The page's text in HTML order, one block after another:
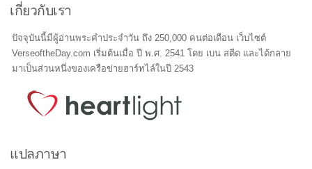
เกี่ยวกับเรา
ปัจจุบันนี้มีผู้อ่านพระคำประจำวัน ถึง 250,000 คนต่อเดือน เว็บไซต์
VerseoftheDay.com เริ่มต้นเมื่อ ปี พ.ศ. 2541 โดย เบน สตีด และได้กลาย
มาเป็นส่วนหนึ่งของเครือข่ายฮาร์ทไล์ในปี 2543
แปลภาษา